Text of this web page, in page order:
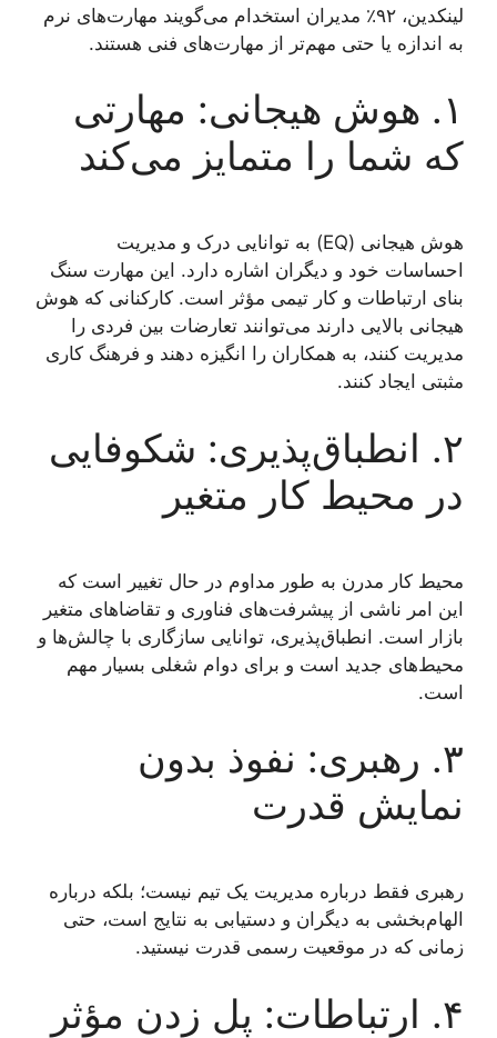
لینکدین، ۹۲٪ مدیران استخدام می‌گویند مهارت‌های نرم
به اندازه یا حتی مهم‌تر از مهارت‌های فنی هستند.
۱. هوش هیجانی: مهارتی
که شما را متمایز می‌کند
هوش هیجانی (EQ) به توانایی درک و مدیریت
احساسات خود و دیگران اشاره دارد. این مهارت سنگ
بنای ارتباطات و کار تیمی مؤثر است. کارکنانی که هوش
هیجانی بالایی دارند می‌توانند تعارضات بین فردی را
مدیریت کنند، به همکاران را انگیزه دهند و فرهنگ کاری
مثبتی ایجاد کنند.
۲. انطباق‌پذیری: شکوفایی
در محیط کار متغیر
محیط کار مدرن به طور مداوم در حال تغییر است که
این امر ناشی از پیشرفت‌های فناوری و تقاضاهای متغیر
بازار است. انطباق‌پذیری، توانایی سازگاری با چالش‌ها و
محیط‌های جدید است و برای دوام شغلی بسیار مهم
است.
۳. رهبری: نفوذ بدون
نمایش قدرت
رهبری فقط درباره مدیریت یک تیم نیست؛ بلکه درباره
الهام‌بخشی به دیگران و دستیابی به نتایج است، حتی
زمانی که در موقعیت رسمی قدرت نیستید.
۴. ارتباطات: پل زدن مؤثر